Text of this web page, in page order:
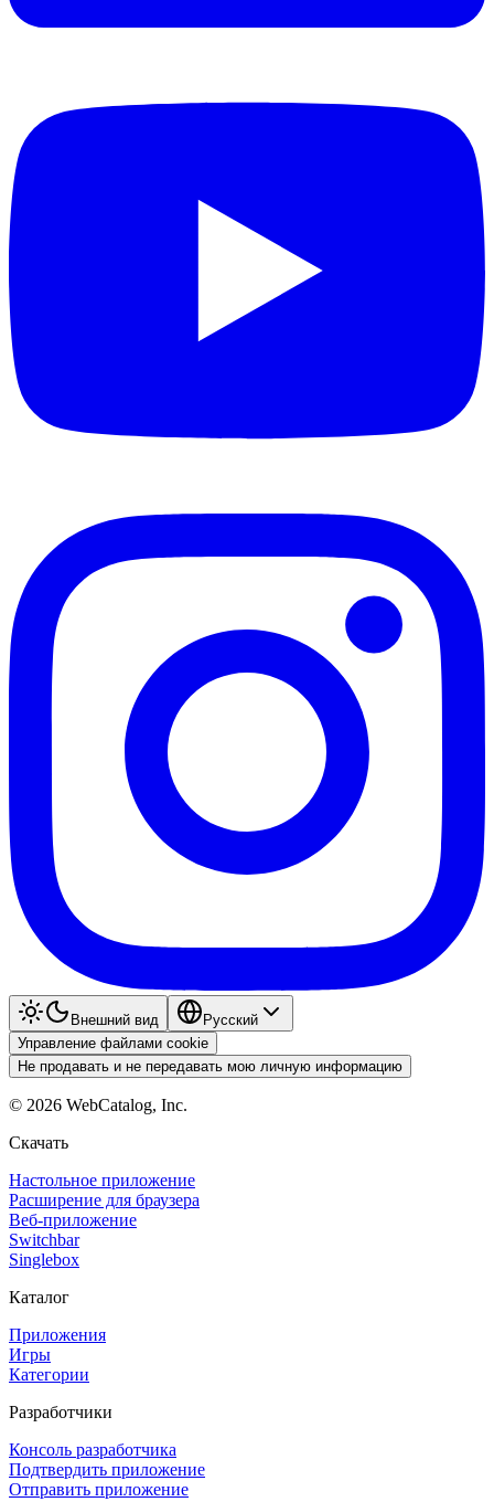
Внешний вид
Pyccкий
Управление файлами cookie
Не продавать и не передавать мою личную информацию
© 2026 WebCatalog, Inc.
Скачать
Настольное приложение
Расширение для браузера
Веб-приложение
Switchbar
Singlebox
Каталог
Приложения
Игры
Категории
Разработчики
Консоль разработчика
Подтвердить приложение
Отправить приложение